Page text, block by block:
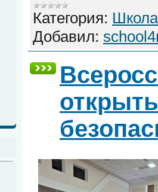
Категория: Школа
Добавил: